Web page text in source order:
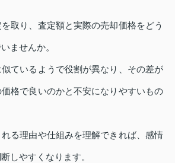
取り、査定額と実際の売却価格をどう
ませんか。
ているようで役割が異なり、その差が
格で良いのかと不安になりやすいもの
る理由や仕組みを理解できれば、感情
しやすくなります。